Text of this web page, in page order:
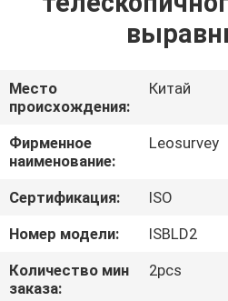
ПУТЕШЕСТВИЕ
ФАБРИКИ
ПРОВЕРКА
КАЧЕСТВА
СВЯЖИТЕСЬ
Место
происхождения:
Китай
Фирменное
наименование:
Leosurvey
Сертификация:
ISO
Номер модели:
ISBLD2
Количество мин
заказа:
2pcs